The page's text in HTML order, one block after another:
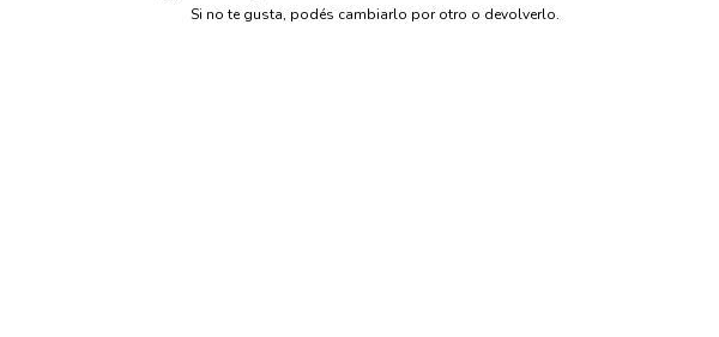
Si no te gusta, podés cambiarlo por otro o devolverlo.